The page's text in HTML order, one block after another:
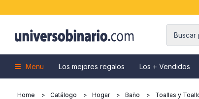
Menu Los mejores regalos Los + Vendidos
Home Catálogo Hogar Baño Toallas y